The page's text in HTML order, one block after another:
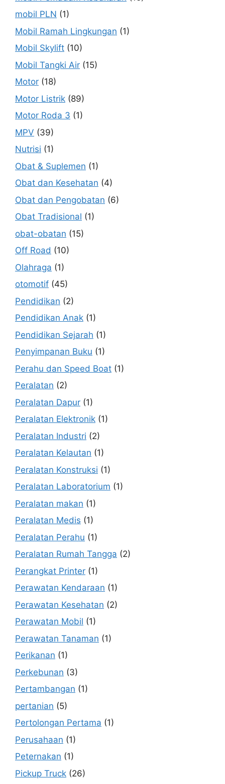
mobil PLN (1)
Mobil Ramah Lingkungan (1)
Mobil Skylift (10)
Mobil Tangki Air (15)
Motor (18)
Motor Listrik (89)
Motor Roda 3 (1)
MPV (39)
Nutrisi (1)
Obat & Suplemen (1)
Obat dan Kesehatan (4)
Obat dan Pengobatan (6)
Obat Tradisional (1)
obat-obatan (15)
Off Road (10)
Olahraga (1)
otomotif (45)
Pendidikan (2)
Pendidikan Anak (1)
Pendidikan Sejarah (1)
Penyimpanan Buku (1)
Perahu dan Speed Boat (1)
Peralatan (2)
Peralatan Dapur (1)
Peralatan Elektronik (1)
Peralatan Industri (2)
Peralatan Kelautan (1)
Peralatan Konstruksi (1)
Peralatan Laboratorium (1)
Peralatan makan (1)
Peralatan Medis (1)
Peralatan Perahu (1)
Peralatan Rumah Tangga (2)
Perangkat Printer (1)
Perawatan Kendaraan (1)
Perawatan Kesehatan (2)
Perawatan Mobil (1)
Perawatan Tanaman (1)
Perikanan (1)
Perkebunan (3)
Pertambangan (1)
pertanian (5)
Pertolongan Pertama (1)
Perusahaan (1)
Peternakan (1)
Pickup Truck (26)